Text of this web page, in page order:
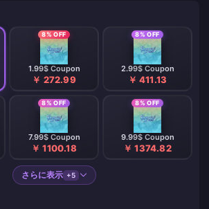
8% OFF
1.99$ Coupon
￥ 272.99
8% OFF
2.99$ Coupon
￥ 411.13
8% OFF
7.99$ Coupon
￥ 1100.18
8% OFF
9.99$ Coupon
￥ 1374.82
さらに表示 +5